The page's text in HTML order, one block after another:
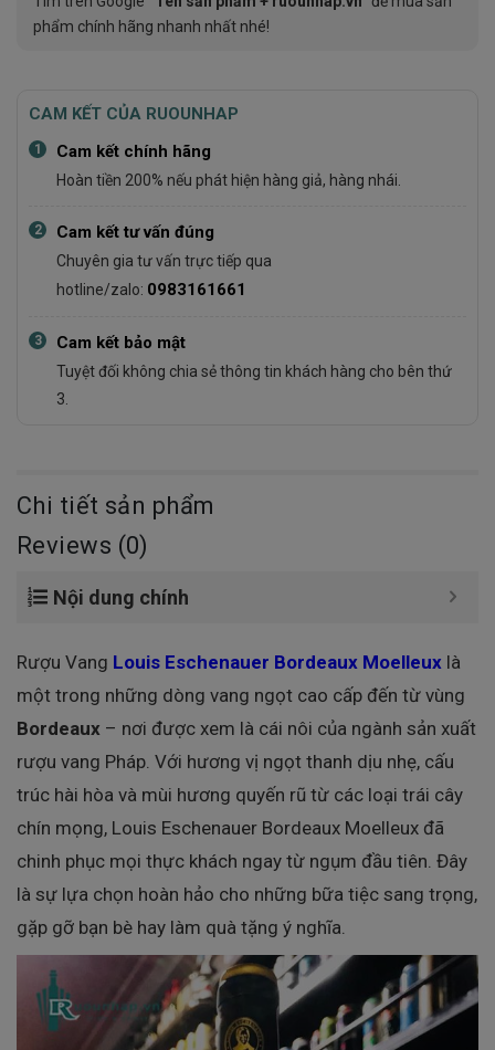
phẩm chính hãng nhanh nhất nhé!
CAM KẾT CỦA RUOUNHAP
1 Cam kết chính hãng
Hoàn tiền 200% nếu phát hiện hàng giả, hàng nhái.
2 Cam kết tư vấn đúng
Chuyên gia tư vấn trực tiếp qua
hotline/zalo: 0983161661
3 Cam kết bảo mật
Tuyệt đối không chia sẻ thông tin khách hàng cho bên thứ
3.
Chi tiết sản phẩm
Reviews (0)
Nội dung chính
Rượu Vang Louis Eschenauer Bordeaux Moelleux là
một trong những dòng vang ngọt cao cấp đến từ vùng
Bordeaux – nơi được xem là cái nôi của ngành sản xuất
rượu vang Pháp. Với hương vị ngọt thanh dịu nhẹ, cấu
trúc hài hòa và mùi hương quyến rũ từ các loại trái cây
chín mọng, Louis Eschenauer Bordeaux Moelleux đã
chinh phục mọi thực khách ngay từ ngụm đầu tiên. Đây
là sự lựa chọn hoàn hảo cho những bữa tiệc sang trọng,
gặp gỡ bạn bè hay làm quà tặng ý nghĩa.